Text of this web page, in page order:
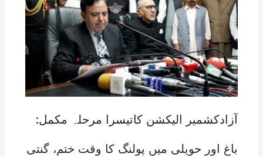
آزادکشمیر الیکشن کاتیسرا مرحلہ مکمل:
باغ اور حویلی میں پولنگ کا وقت ختم، گنتی